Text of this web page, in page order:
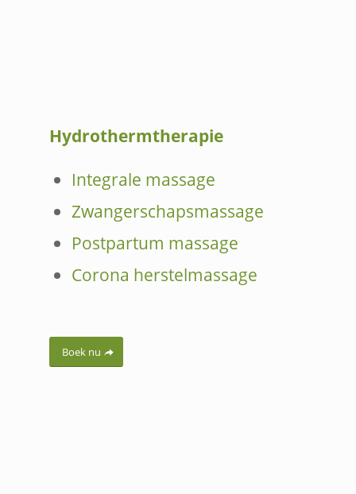
Hydrothermtherapie
Integrale massage
Zwangerschapsmassage
Postpartum massage
Corona herstelmassage
Boek nu